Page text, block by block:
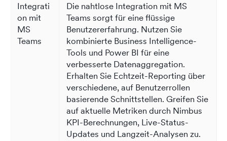
Integrati
on mit
MS
Teams
Die nahtlose Integration mit MS
Teams sorgt für eine flüssige
Benutzererfahrung. Nutzen Sie
kombinierte Business Intelligence-
Tools und Power BI für eine
verbesserte Datenaggregation.
Erhalten Sie Echtzeit-Reporting über
verschiedene, auf Benutzerrollen
basierende Schnittstellen. Greifen Sie
auf aktuelle Metriken durch Nimbus
KPI-Berechnungen, Live-Status-
Updates und Langzeit-Analysen zu.